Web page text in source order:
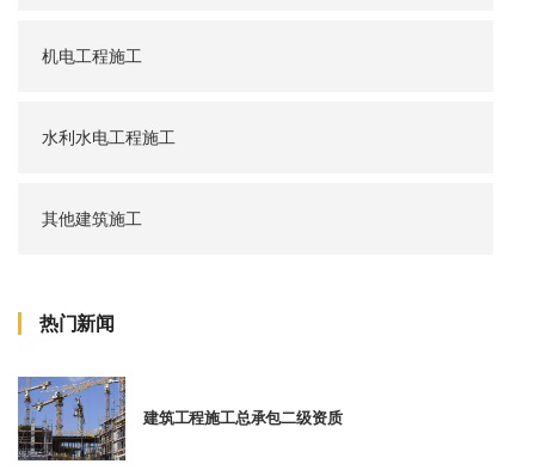
机电工程施工
水利水电工程施工
其他建筑施工
热门新闻
建筑工程施工总承包二级资质